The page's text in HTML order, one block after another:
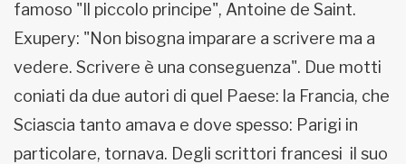
famoso "Il piccolo principe", Antoine de Saint.
Exupery: "Non bisogna imparare a scrivere ma a
vedere. Scrivere è una conseguenza". Due motti
coniati da due autori di quel Paese: la Francia, che
Sciascia tanto amava e dove spesso: Parigi in
particolare, tornava. Degli scrittori francesi il suo